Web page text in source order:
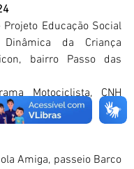
Educação Social
da Criança
bairro Passo das
Motociclista, CNH
Educadoras).
Amiga, passeio Barco